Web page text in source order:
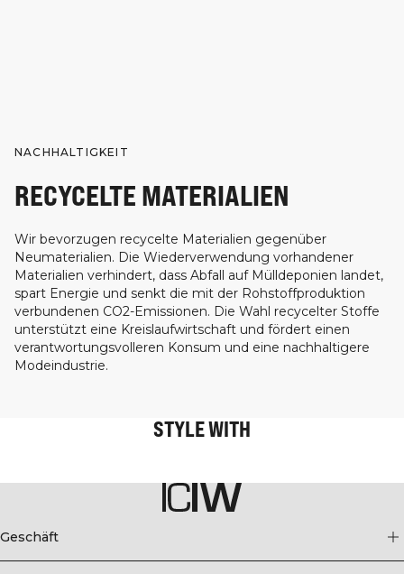
NACHHALTIGKEIT
RECYCELTE MATERIALIEN
Wir bevorzugen recycelte Materialien gegenüber
Neumaterialien. Die Wiederverwendung vorhandener
Materialien verhindert, dass Abfall auf Mülldeponien landet,
spart Energie und senkt die mit der Rohstoffproduktion
verbundenen CO2-Emissionen. Die Wahl recycelter Stoffe
unterstützt eine Kreislaufwirtschaft und fördert einen
verantwortungsvolleren Konsum und eine nachhaltigere
Modeindustrie.
STYLE WITH
Geschäft